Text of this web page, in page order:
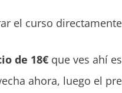
el curso
de 18€ que ves ahí
ahora, luego el